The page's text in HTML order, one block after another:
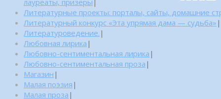
Литературные проекты: порталы, сайты, домашние
Литературный конкурс «Эта упрямая дама — судьба» |
Литературоведение. |
Любовная лирика |
Любовно-сентиментальная лирика |
Любовно-сентиментальная проза |
Магазин |
Малая поэзия |
Малая проза |